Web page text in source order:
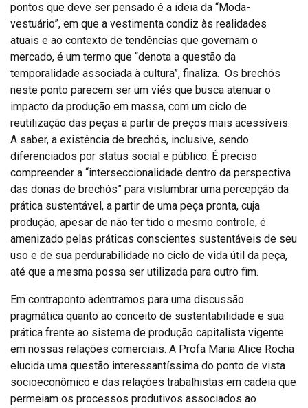
pontos que deve ser pensado é a ideia da “Moda-
vestuário”, em que a vestimenta condiz às realidades
atuais e ao contexto de tendências que governam o
mercado, é um termo que “denota a questão da
temporalidade associada à cultura”, finaliza. Os brechós
neste ponto parecem ser um viés que busca atenuar o
impacto da produção em massa, com um ciclo de
reutilização das peças a partir de preços mais acessíveis.
A saber, a existência de brechós, inclusive, sendo
diferenciados por status social e público. É preciso
compreender a “interseccionalidade dentro da perspectiva
das donas de brechós” para vislumbrar uma percepção da
prática sustentável, a partir de uma peça pronta, cuja
produção, apesar de não ter tido o mesmo controle, é
amenizado pelas práticas conscientes sustentáveis de seu
uso e de sua perdurabilidade no ciclo de vida útil da peça,
até que a mesma possa ser utilizada para outro fim.
Em contraponto adentramos para uma discussão
pragmática quanto ao conceito de sustentabilidade e sua
prática frente ao sistema de produção capitalista vigente
em nossas relações comerciais. A Profa Maria Alice Rocha
elucida uma questão interessantíssima do ponto de vista
socioeconômico e das relações trabalhistas em cadeia que
permeiam os processos produtivos associados ao